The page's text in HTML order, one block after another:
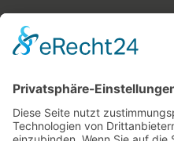
Folge mir